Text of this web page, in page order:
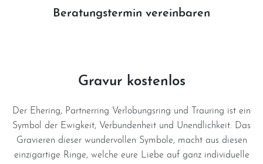
Beratungstermin vereinbaren
Gravur kostenlos
Der Ehering, Partnerring Verlobungsring und Trauring ist ein
Symbol der Ewigkeit, Verbundenheit und Unendlichkeit. Das
Gravieren dieser wundervollen Symbole, macht aus diesen
einzigartige Ringe, welche eure Liebe auf ganz individuelle
Kostenlose Gravur
Cookies
Datenschutzerklärung
Impressum